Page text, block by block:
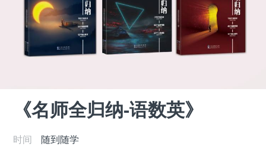
《名师全归纳-语数英》
时间
随到随学